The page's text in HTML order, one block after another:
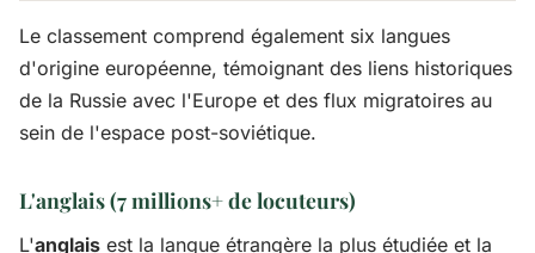
Le classement comprend également six langues
d'origine européenne, témoignant des liens historiques
de la Russie avec l'Europe et des flux migratoires au
sein de l'espace post-soviétique.
L'anglais (7 millions+ de locuteurs)
L'anglais est la langue étrangère la plus étudiée et la